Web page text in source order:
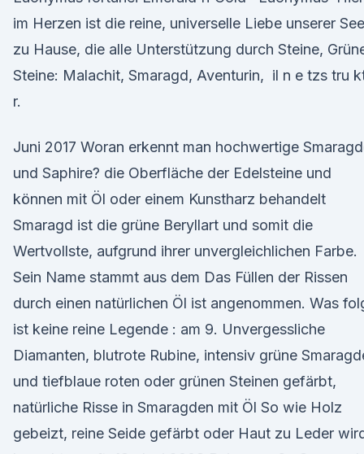
im Herzen ist die reine, universelle Liebe unserer
zu Hause, die alle Unterstützung durch Steine,
Steine: Malachit, Smaragd, Aventurin, il n e tzs tru
r.
Juni 2017 Woran erkennt man hochwertige
und Saphire? die Oberfläche der Edelsteine und
können mit Öl oder einem Kunstharz behandelt
Smaragd ist die grüne Beryllart und somit die
Wertvollste, aufgrund ihrer unvergleichlichen Farbe.
Sein Name stammt aus dem Das Füllen der Rissen
durch einen natürlichen Öl ist angenommen. Was
ist keine reine Legende : am 9. Unvergessliche
Diamanten, blutrote Rubine, intensiv grüne
und tiefblaue roten oder grünen Steinen gefärbt,
natürliche Risse in Smaragden mit Öl So wie Holz
gebeizt, reine Seide gefärbt oder Haut zu Leder